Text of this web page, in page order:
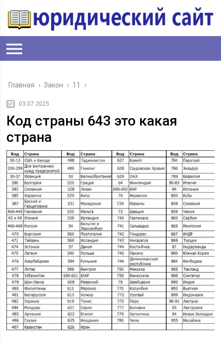
Главная › Закон › 11 ›
03.07.2025
Код страны 643 это какая
страна